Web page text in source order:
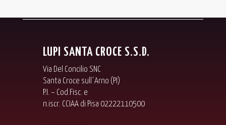
LUPI SANTA CROCE S.S.D.
Via Del Concilio SNC
Santa Croce sull´Arno (PI)
P.I. – Cod.Fisc. e
n.iscr. CCIAA di Pisa 02222110500